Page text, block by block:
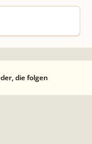
die folgen